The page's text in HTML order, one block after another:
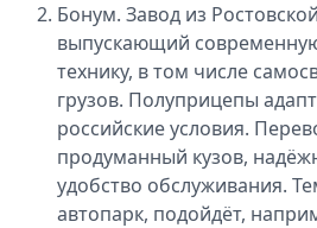
Бонум. Завод из
выпускающий
технику, в том числе
грузов. Полуприцепы
российские условия.
продуманный кузов,
удобство обслуживания.
автопарк, подойдёт,